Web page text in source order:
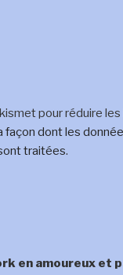
pour réduire les
façon dont les
traitées.
en amoureux et